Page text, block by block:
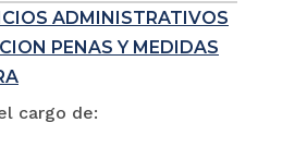
ADMINISTRATIVOS
PENAS Y MEDIDAS
cargo de: